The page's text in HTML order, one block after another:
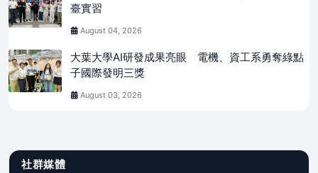
臺實習
August 04, 2026
大葉大學AI研發成果亮眼 電機、資工系勇奪綠點
子國際發明三獎
August 03, 2026
社群媒體